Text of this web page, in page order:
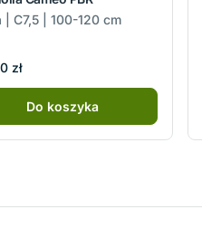
| C7,5 | 100-120 cm
zł
Do koszyka